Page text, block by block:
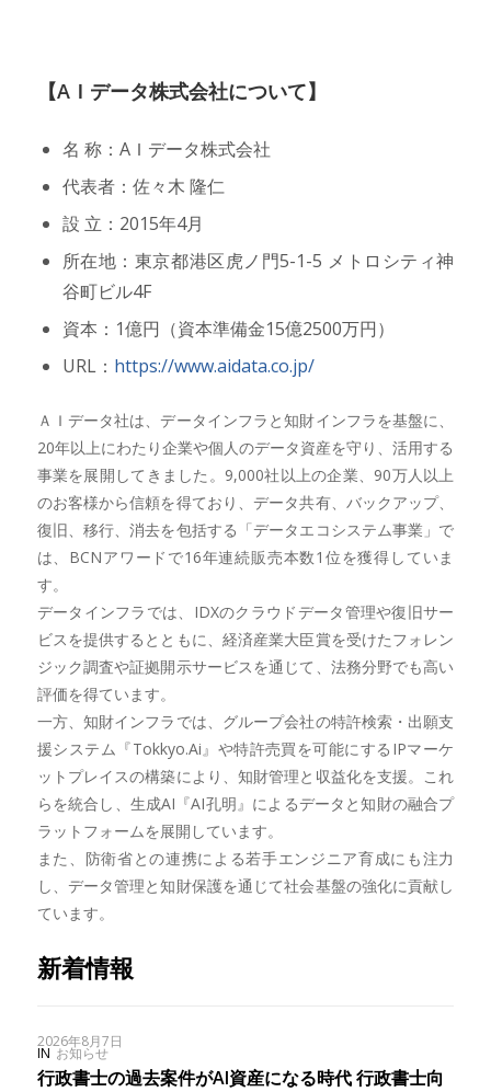
【AＩデータ株式会社について】
名 称：AＩデータ株式会社
代表者：佐々木 隆仁
設 立：2015年4月
所在地：東京都港区虎ノ門5-1-5 メトロシティ神
谷町ビル4F
資本：1億円（資本準備金15億2500万円）
URL： https://www.aidata.co.jp/
ＡＩデータ社は、データインフラと知財インフラを基盤に、
20年以上にわたり企業や個人のデータ資産を守り、活用する
事業を展開してきました。9,000社以上の企業、90万人以上
のお客様から信頼を得ており、データ共有、バックアップ、
復旧、移行、消去を包括する「データエコシステム事業」で
は、BCNアワードで16年連続販売本数1位を獲得していま
す。
データインフラでは、IDXのクラウドデータ管理や復旧サー
ビスを提供するとともに、経済産業大臣賞を受けたフォレン
ジック調査や証拠開示サービスを通じて、法務分野でも高い
評価を得ています。
一方、知財インフラでは、グループ会社の特許検索・出願支
援システム『Tokkyo.Ai』や特許売買を可能にするIPマーケ
ットプレイスの構築により、知財管理と収益化を支援。これ
らを統合し、生成AI『AI孔明』によるデータと知財の融合プ
ラットフォームを展開しています。
また、防衛省との連携による若手エンジニア育成にも注力
し、データ管理と知財保護を通じて社会基盤の強化に貢献し
ています。
新着情報
2026年8月7日
IN お知らせ
行政書士の過去案件がAI資産になる時代 行政書士向